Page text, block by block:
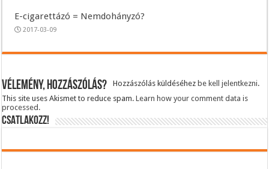
E-cigarettázó = Nemdohányzó?
2017-03-09
Vélemény, hozzászólás? Hozzászólás küldéséhez be kell jelentkezni.
This site uses Akismet to reduce spam.Learn how your comment data is
processed.
CSATLAKOZZ!